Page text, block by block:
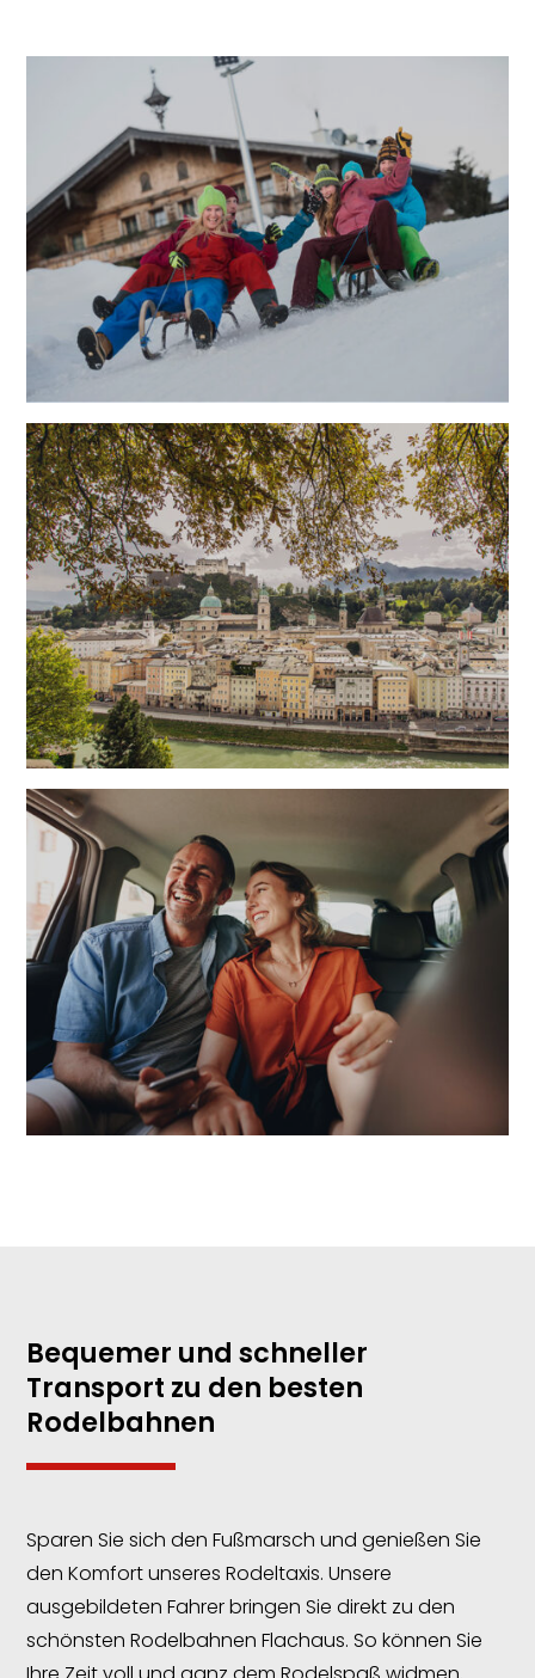
Bequemer und schneller
Transport zu den besten
Rodelbahnen
Sparen Sie sich den Fußmarsch und genießen Sie
den Komfort unseres Rodeltaxis. Unsere
ausgebildeten Fahrer bringen Sie direkt zu den
schönsten Rodelbahnen Flachaus. So können Sie